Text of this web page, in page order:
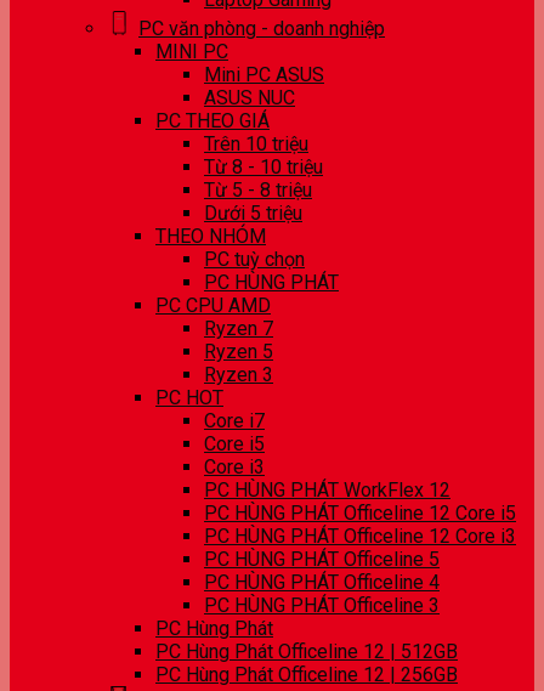
PC văn phòng - doanh nghiệp
MINI PC
Mini PC ASUS
ASUS NUC
PC THEO GIÁ
Trên 10 triệu
Từ 8 - 10 triệu
Từ 5 - 8 triệu
Dưới 5 triệu
THEO NHÓM
PC tuỳ chọn
PC HÙNG PHÁT
PC CPU AMD
Ryzen 7
Ryzen 5
Ryzen 3
PC HOT
Core i7
Core i5
Core i3
PC HÙNG PHÁT WorkFlex 12
PC HÙNG PHÁT Officeline 12 Core i5
PC HÙNG PHÁT Officeline 12 Core i3
PC HÙNG PHÁT Officeline 5
PC HÙNG PHÁT Officeline 4
PC HÙNG PHÁT Officeline 3
PC Hùng Phát
PC Hùng Phát Officeline 12 | 512GB
PC Hùng Phát Officeline 12 | 256GB